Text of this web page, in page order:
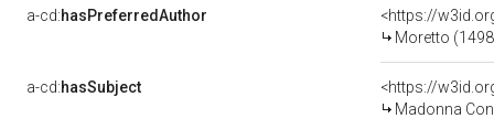
a-cd:hasPreferredAuthor
<https://
Moretto
a-cd:hasSubject
<https://
Madonna Con Il